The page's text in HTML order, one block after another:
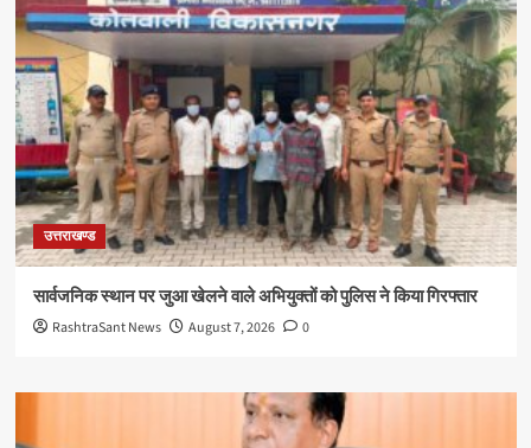
उत्तराखण्ड
सार्वजनिक स्थान पर जुआ खेलने वाले अभियुक्तों को पुलिस ने किया गिरफ्तार
RashtraSant News August 7, 2026 0